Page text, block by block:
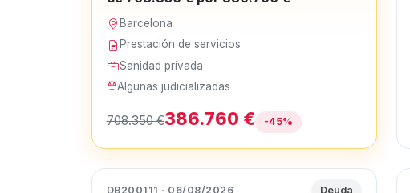
Barcelona
Prestación de servicios
Sanidad privada
Algunas judicializadas
708.350 €386.760 € -45%
DB200111 · 06/08/2026 Deuda